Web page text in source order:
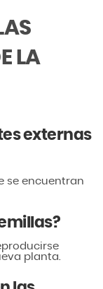
LA
externas
se encuentran
planta.